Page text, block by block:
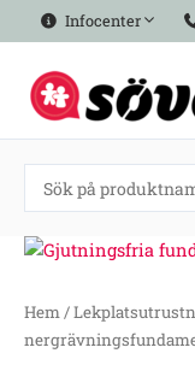
Hoppa
till
innehåll
Infocenter
Hem/
Gjutningsfritt
till
Traktor